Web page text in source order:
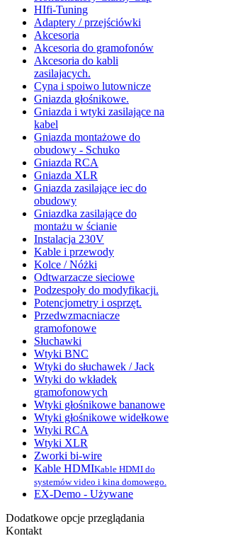
HIfi-Tuning
Adaptery / przejściówki
Akcesoria
Akcesoria do gramofonów
Akcesoria do kabli
zasilajacych.
Cyna i spoiwo lutownicze
Gniazda głośnikowe.
Gniazda i wtyki zasilające na
kabel
Gniazda montażowe do
obudowy - Schuko
Gniazda RCA
Gniazda XLR
Gniazda zasilające iec do
obudowy
Gniazdka zasilające do
montażu w ścianie
Instalacja 230V
Kable i przewody
Kolce / Nóżki
Odtwarzacze sieciowe
Podzespoły do modyfikacji.
Potencjometry i osprzęt.
Przedwzmacniacze
gramofonowe
Słuchawki
Wtyki BNC
Wtyki do słuchawek / Jack
Wtyki do wkładek
gramofonowych
Wtyki głośnikowe bananowe
Wtyki głośnikowe widełkowe
Wtyki RCA
Wtyki XLR
Zworki bi-wire
Kable HDMIKable HDMI do
systemów video i kina domowego.
EX-Demo - Używane
Dodatkowe opcje przeglądania
Kontakt